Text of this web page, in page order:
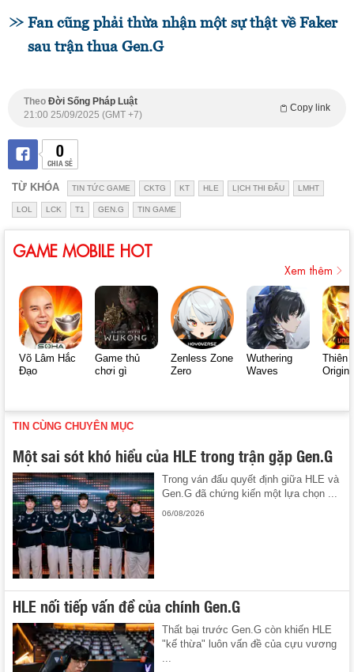
Fan cũng phải thừa nhận một sự thật về Faker
sau trận thua Gen.G
Theo Đời Sống Pháp Luật
Copy link
21:00 25/09/2025 (GMT +7)
0
CHIA SẺ
TỪ KHÓA TIN TỨC GAME CKTG KT HLE LỊCH THI ĐẤU LMHT
LOL LCK T1 GEN.G TIN GAME
GAME MOBILE HOT
Xem thêm
Võ Lâm Hắc
Đạo
Game thủ
chơi gì
Zenless Zone
Zero
Wuthering
Waves
Thiên
Origin
TIN CÙNG CHUYÊN MỤC
Một sai sót khó hiểu của HLE trong trận gặp Gen.G
Trong ván đấu quyết định giữa HLE và
Gen.G đã chứng kiến một lựa chọn ...
06/08/2026
HLE nối tiếp vấn đề của chính Gen.G
Thất bại trước Gen.G còn khiến HLE
"kế thừa" luôn vấn đề của cựu vương